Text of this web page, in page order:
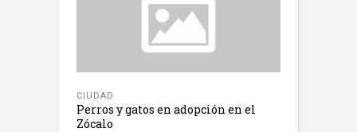
CIUDAD
Perros y gatos en adopción en el
Zócalo